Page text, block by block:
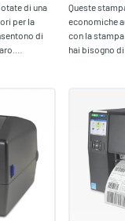
di una
per la
di
Queste
economiche
con la
hai bisogno